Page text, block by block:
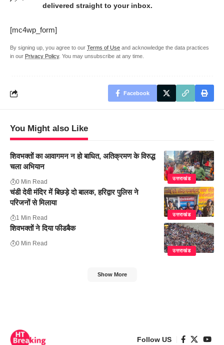
delivered straight to your inbox.
[mc4wp_form]
By signing up, you agree to our Terms of Use and acknowledge the data practices
in our Privacy Policy. You may unsubscribe at any time.
Facebook
You Might also Like
उत्तराखंड
शिवभक्तों का आवागमन न हो बाधित, अतिक्रमण के विरुद्ध
चला अभियान
0 Min Read
उत्तराखंड
चंडी देवी मंदिर में बिछड़े दो बालक, हरिद्वार पुलिस ने
परिजनों से मिलाया
1 Min Read
उत्तराखंड
शिवभक्तों ने दिया फीडबैक
0 Min Read
Show More
Follow US